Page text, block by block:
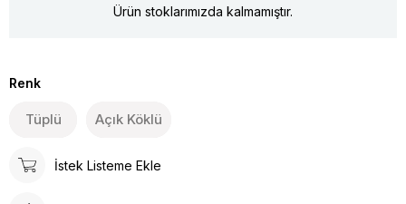
Ürün stoklarımızda kalmamıştır.
Renk
Tüplü Açık Köklü
İstek Listeme Ekle